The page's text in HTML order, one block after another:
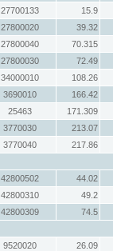
27700133
15.9
27800020
39.32
27800040
70.315
27800030
72.49
34000010
108.26
3690010
166.42
25463
171.309
3770030
213.07
3770040
217.86
42800502
44.02
42800310
49.2
42800309
74.5
9520020
26.09